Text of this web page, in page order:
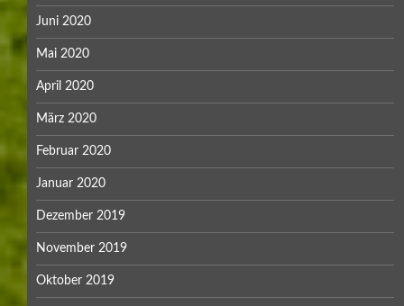
Juni 2020
Mai 2020
April 2020
März 2020
Februar 2020
Januar 2020
Dezember 2019
November 2019
Oktober 2019